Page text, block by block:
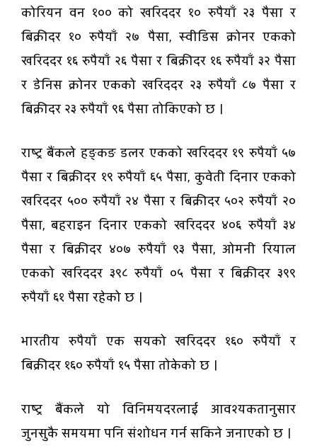
कोरियन वन १०० को खरिददर १० रुपैयाँ २३ पैसा र
बिक्रीदर १० रुपैयाँ २७ पैसा, स्वीडिस क्रोनर एकको
खरिददर १६ रुपैयाँ २६ पैसा र बिक्रीदर १६ रुपैयाँ ३२ पैसा
र डेनिस क्रोनर एकको खरिददर २३ रुपैयाँ ८७ पैसा र
बिक्रीदर २३ रुपैयाँ ९६ पैसा तोकिएको छ ।
राष्ट्र बैंकले हङ्कङ डलर एकको खरिददर १९ रुपैयाँ ५७
पैसा र बिक्रीदर १९ रुपैयाँ ६५ पैसा, कुवेती दिनार एकको
खरिददर ५०० रुपैयाँ २४ पैसा र बिक्रीदर ५०२ रुपैयाँ २०
पैसा, बहराइन दिनार एकको खरिददर ४०६ रुपैयाँ ३४
पैसा र बिक्रीदर ४०७ रुपैयाँ ९३ पैसा, ओमनी रियाल
एकको खरिददर ३९८ रुपैयाँ ०५ पैसा र बिक्रीदर ३९९
रुपैयाँ ६१ पैसा रहेको छ ।
भारतीय रुपैयाँ एक सयको खरिददर १६० रुपैयाँ र
बिक्रीदर १६० रुपैयाँ १५ पैसा तोकेको छ ।
राष्ट्र बैंकले यो विनिमयदरलाई आवश्यकतानुसार
जुनसुकै समयमा पनि संशोधन गर्न सकिने जनाएको छ ।